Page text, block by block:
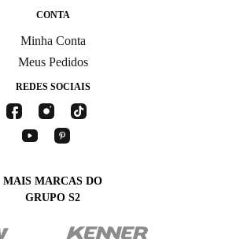
CONTA
Minha Conta
Meus Pedidos
REDES SOCIAIS
MAIS MARCAS DO
GRUPO S2